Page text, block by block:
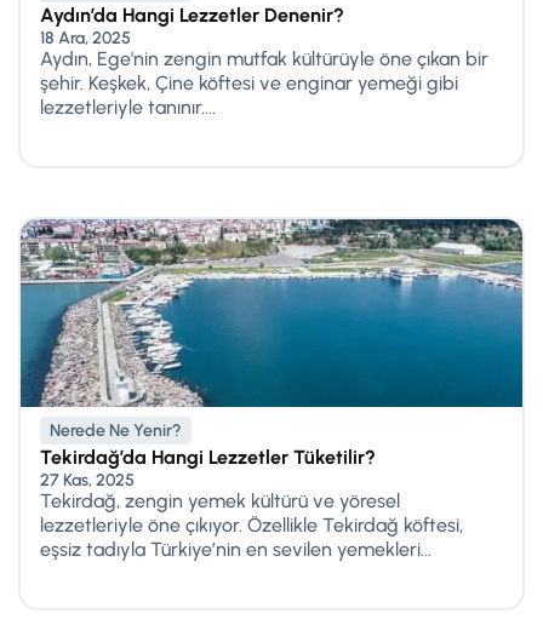
Aydın’da Hangi Lezzetler Denenir?
18 Ara, 2025
Aydın, Ege'nin zengin mutfak kültürüyle öne çıkan bir
şehir. Keşkek, Çine köftesi ve enginar yemeği gibi
lezzetleriyle tanınır....
Nerede Ne Yenir?
Tekirdağ’da Hangi Lezzetler Tüketilir?
27 Kas, 2025
Tekirdağ, zengin yemek kültürü ve yöresel
lezzetleriyle öne çıkıyor. Özellikle Tekirdağ köftesi,
eşsiz tadıyla Türkiye’nin en sevilen yemekleri...